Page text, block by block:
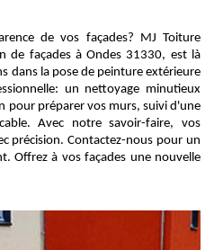
de vos façades? MJ Toiture
de façades à Ondes 31330, est là
dans la pose de peinture extérieure
un nettoyage minutieux
pour préparer vos murs, suivi d'une
Avec notre savoir-faire, vos
précision. Contactez-nous pour un
Offrez à vos façades une nouvelle